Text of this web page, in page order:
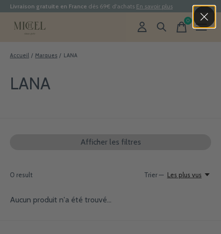
Livraison gratuite en France dès 69€ d'achats En savoir plus
0items
Accueil / Marques / LANA
LANA
Afficher les filtres
0 result Trier — Les plus vus
Aucun produit n'a été trouvé...